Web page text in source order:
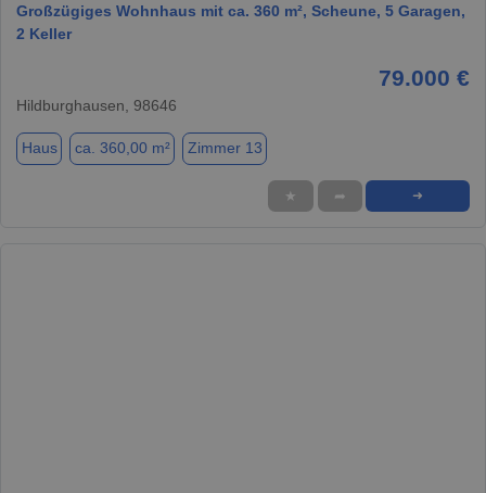
Großzügiges Wohnhaus mit ca. 360 m², Scheune, 5 Garagen,
2 Keller
79.000 €
Hildburghausen, 98646
Haus ca. 360,00 m² Zimmer 13
★ ➦ ➜